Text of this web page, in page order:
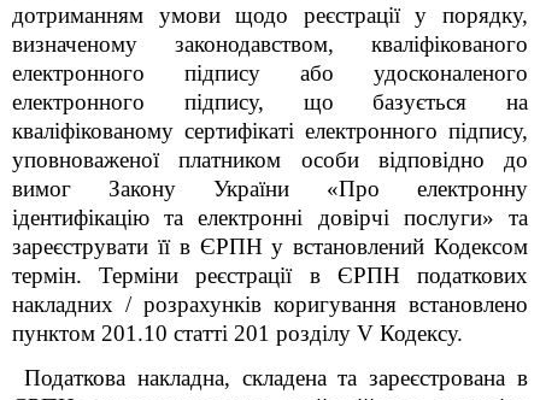
дотриманням умови щодо реєстрації у порядку,
визначеному законодавством, кваліфікованого
електронного підпису або удосконаленого
електронного підпису, що базується на
кваліфікованому сертифікаті електронного підпису,
уповноваженої платником особи відповідно до
вимог Закону України «Про електронну
ідентифікацію та електронні довірчі послуги» та
зареєструвати її в ЄРПН у встановлений Кодексом
термін. Терміни реєстрації в ЄРПН податкових
накладних / розрахунків коригування встановлено
пунктом 201.10 статті 201 розділу V Кодексу.
Податкова накладна, складена та зареєстрована в